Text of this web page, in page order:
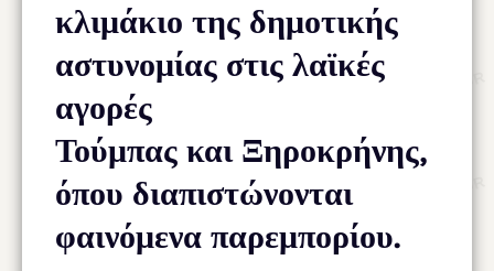
κλιμάκιο της δημοτικής
αστυνομίας στις λαϊκές
αγορές
Τούμπας και Ξηροκρήνης,
όπου διαπιστώνονται
φαινόμενα παρεμπορίου.